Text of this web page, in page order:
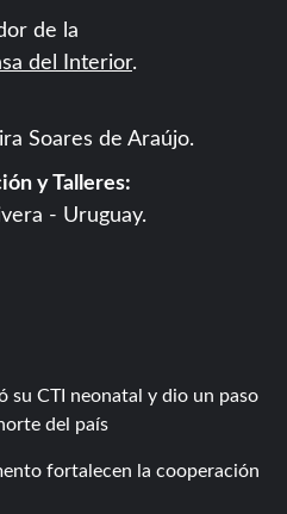
de la
del Interior.
Soares de Araújo.
y Talleres:
- Uruguay.
su CTI neonatal y dio un paso
del país
fortalecen la cooperación